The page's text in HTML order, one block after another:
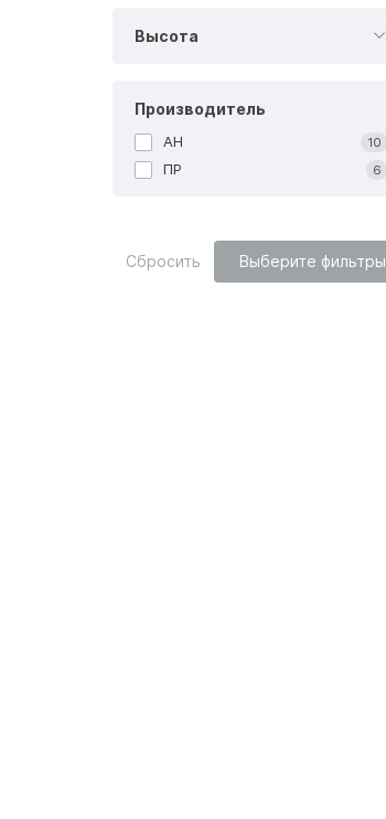
Высота
Производитель
АН 10
ПР 6
Сбросить Выберите фильтры